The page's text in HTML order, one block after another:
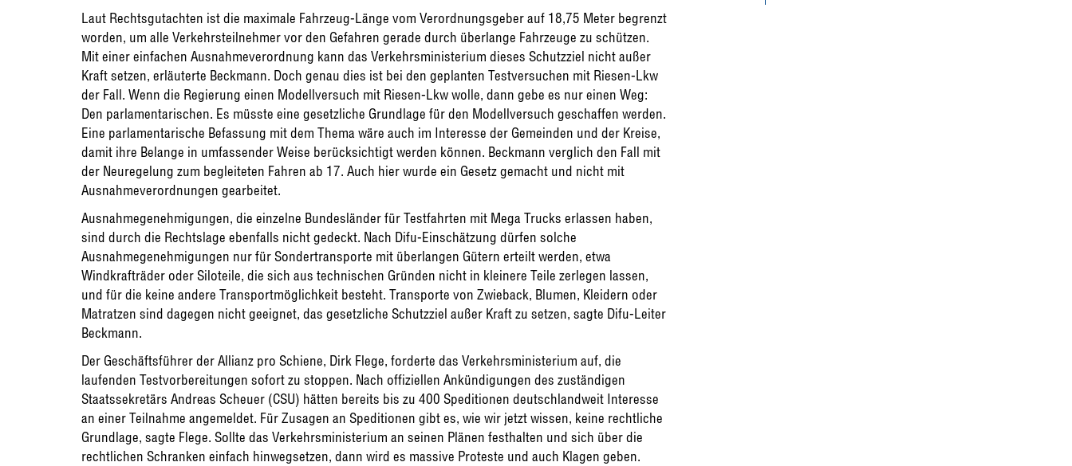
Laut Rechtsgutachten ist die maximale Fahrzeug-Länge vom Verordnungsgeber auf 18,75 Meter begrenzt
worden, um alle Verkehrsteilnehmer vor den Gefahren gerade durch überlange Fahrzeuge zu schützen.
Mit einer einfachen Ausnahmeverordnung kann das Verkehrsministerium dieses Schutzziel nicht außer
Kraft setzen, erläuterte Beckmann. Doch genau dies ist bei den geplanten Testversuchen mit Riesen-Lkw
der Fall. Wenn die Regierung einen Modellversuch mit Riesen-Lkw wolle, dann gebe es nur einen Weg:
Den parlamentarischen. Es müsste eine gesetzliche Grundlage für den Modellversuch geschaffen werden.
Eine parlamentarische Befassung mit dem Thema wäre auch im Interesse der Gemeinden und der Kreise,
damit ihre Belange in umfassender Weise berücksichtigt werden können. Beckmann verglich den Fall mit
der Neuregelung zum begleiteten Fahren ab 17. Auch hier wurde ein Gesetz gemacht und nicht mit
Ausnahmeverordnungen gearbeitet.
Ausnahmegenehmigungen, die einzelne Bundesländer für Testfahrten mit Mega Trucks erlassen haben,
sind durch die Rechtslage ebenfalls nicht gedeckt. Nach Difu-Einschätzung dürfen solche
Ausnahmegenehmigungen nur für Sondertransporte mit überlangen Gütern erteilt werden, etwa
Windkrafträder oder Siloteile, die sich aus technischen Gründen nicht in kleinere Teile zerlegen lassen,
und für die keine andere Transportmöglichkeit besteht. Transporte von Zwieback, Blumen, Kleidern oder
Matratzen sind dagegen nicht geeignet, das gesetzliche Schutzziel außer Kraft zu setzen, sagte Difu-Leiter
Beckmann.
Der Geschäftsführer der Allianz pro Schiene, Dirk Flege, forderte das Verkehrsministerium auf, die
laufenden Testvorbereitungen sofort zu stoppen. Nach offiziellen Ankündigungen des zuständigen
Staatssekretärs Andreas Scheuer (CSU) hätten bereits bis zu 400 Speditionen deutschlandweit Interesse
an einer Teilnahme angemeldet. Für Zusagen an Speditionen gibt es, wie wir jetzt wissen, keine rechtliche
Grundlage, sagte Flege. Sollte das Verkehrsministerium an seinen Plänen festhalten und sich über die
rechtlichen Schranken einfach hinwegsetzen, dann wird es massive Proteste und auch Klagen geben.